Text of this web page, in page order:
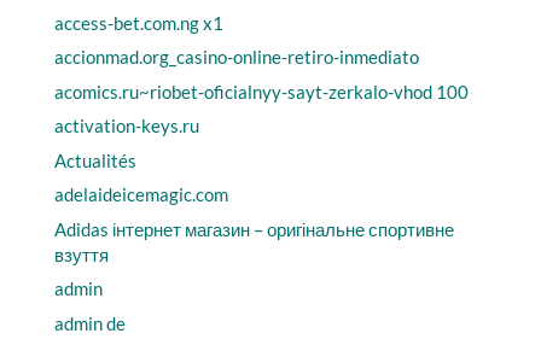
access-bet.com.ng x1
accionmad.org_casino-online-retiro-inmediato
acomics.ru~riobet-oficialnyy-sayt-zerkalo-vhod 100
activation-keys.ru
Actualités
adelaideicemagic.com
Adidas інтернет магазин – оригінальне спортивне
взуття
admin
admin de